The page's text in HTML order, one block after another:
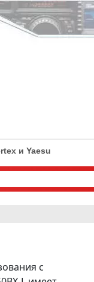
и Yaesu
с